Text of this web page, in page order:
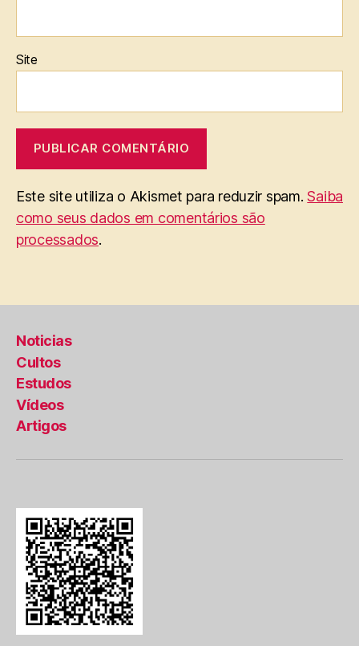
Site
Este site utiliza o Akismet para reduzir spam.Saiba
como seus dados em comentários são
processados.
Noticias
Cultos
Estudos
Vídeos
Artigos